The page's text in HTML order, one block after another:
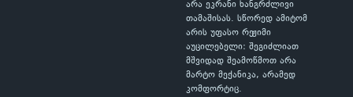
არა ეკრანი ხანგრძლივი
თამაშისას. სწორედ ამიტომ
არის უფასო რეჟიმი
აუცილებელი: შეგიძლიათ
მშვიდად შეამოწმოთ არა
მარტო მექანიკა, არამედ
კომფორტიც.